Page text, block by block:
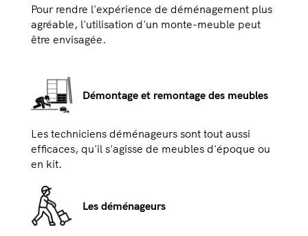
Pour rendre l'expérience de déménagement plus
agréable, l'utilisation d'un monte-meuble peut
être envisagée.
Démontage et remontage des meubles
Les techniciens déménageurs sont tout aussi
efficaces, qu'il s'agisse de meubles d'époque ou
en kit.
Les déménageurs